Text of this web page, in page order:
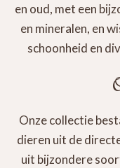
en oud, met een
en mineralen, en
schoonheid en
Onze collectie
dieren uit de
uit bijzondere